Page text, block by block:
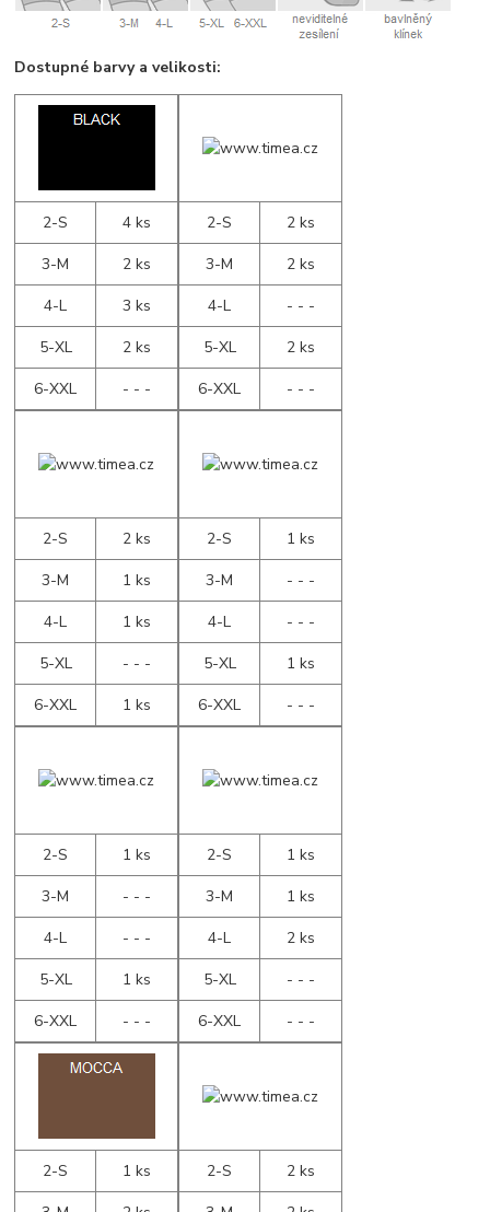
Dostupné barvy a velikosti:
2-S
4 ks
3-M
2 ks
4-L
3 ks
5-XL
2 ks
6-XXL
- - -
2-S
2 ks
3-M
2 ks
4-L
- - -
5-XL
2 ks
6-XXL
- - -
2-S
2 ks
3-M
1 ks
4-L
1 ks
5-XL
- - -
6-XXL
1 ks
2-S
1 ks
3-M
- - -
4-L
- - -
5-XL
1 ks
6-XXL
- - -
2-S
1 ks
3-M
- - -
4-L
- - -
5-XL
1 ks
6-XXL
- - -
2-S
1 ks
3-M
1 ks
4-L
2 ks
5-XL
- - -
6-XXL
- - -
2-S
1 ks
2-S
2 ks